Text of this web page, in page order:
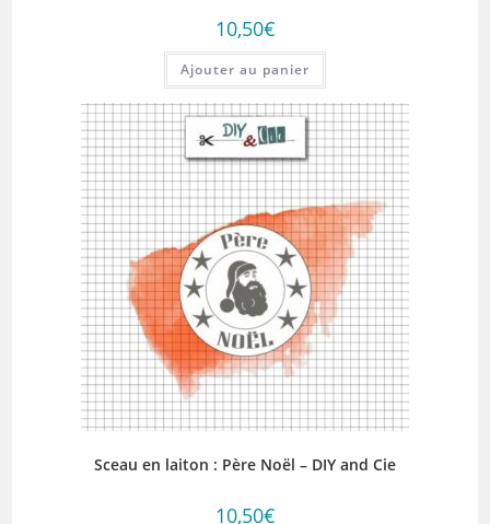
10,50€
Ajouter au panier
Sceau en laiton : Père Noël – DIY and Cie
10,50€